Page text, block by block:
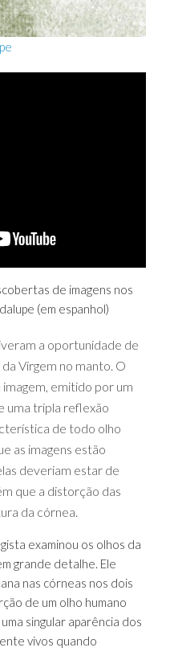
de imagens nos
(em espanhol)
a oportunidade de
Virgem no manto. O
emitido por um
uma tripla reflexão
de todo olho
as imagens estão
deveriam estar de
que a distorção das
da córnea.
examinou os olhos da
grande detalhe. Ele
nas córneas nos dois
de um olho humano
singular aparência dos
vivos quando